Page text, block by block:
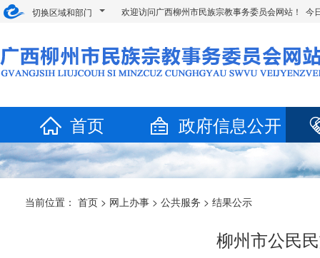
切换区域和部门 欢迎访问广西柳州市民族宗教事务委员会网站！ 今
首页 政府信息公开
当前位置： 首页 > 网上办事 > 公共服务 > 结果公示
柳州市公民